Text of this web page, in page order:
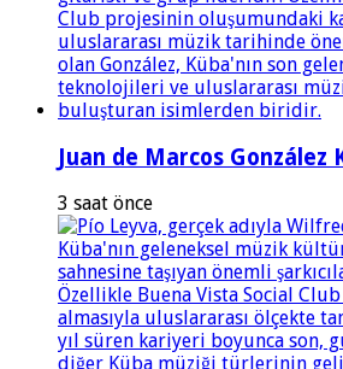
Juan de Marcos González
3 saat önce